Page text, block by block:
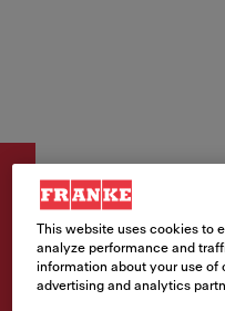
Accessoires
This website uses cookies to
analyze performance and
information about your use of
advertising and analytics